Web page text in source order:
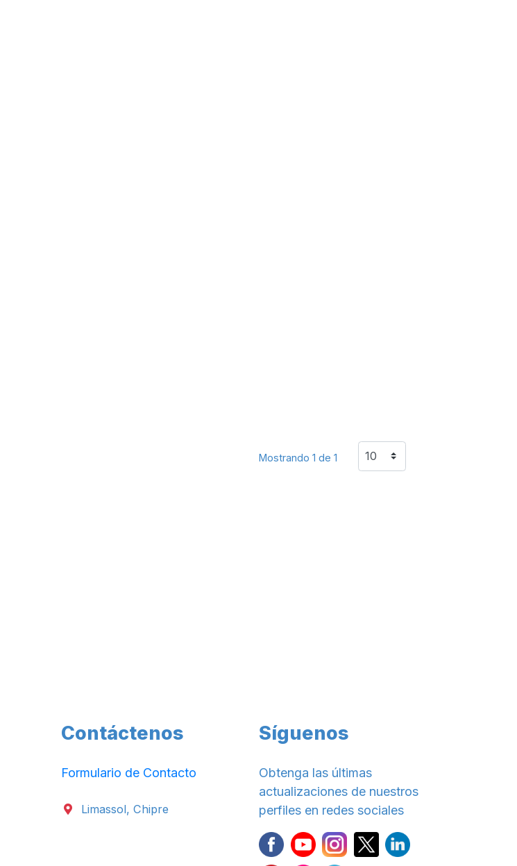
Mostrando 1 de 1
Contáctenos
Formulario de Contacto
Limassol, Chipre
Síguenos
Obtenga las últimas
actualizaciones de nuestros
perfiles en redes sociales